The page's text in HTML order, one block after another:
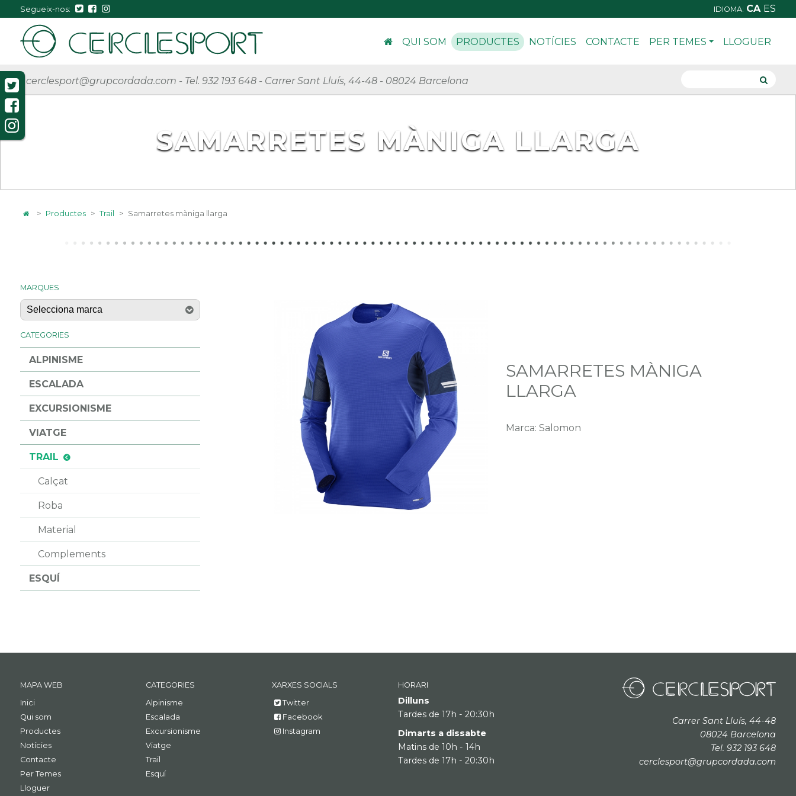
Segueix-nos: IDIOMA: CA ES
QUI SOM PRODUCTES NOTÍCIES CONTACTE PER TEMES LLOGUER
cerclesport@grupcordada.com - Tel. 932 193 648 - Carrer Sant Lluís, 44-48 - 08024 Barcelona
SAMARRETES MÀNIGA LLARGA
> Productes > Trail > Samarretes màniga llarga
MARQUES
CATEGORIES
ALPINISME
ESCALADA
EXCURSIONISME
VIATGE
TRAIL
Calçat
Roba
Material
Complements
ESQUÍ
SAMARRETES MÀNIGA
LLARGA
Marca: Salomon
MAPA WEB
Inici
Qui som
Productes
Notícies
Contacte
Per Temes
Lloguer
CATEGORIES
Alpinisme
Escalada
Excursionisme
Viatge
Trail
Esquí
XARXES SOCIALS
Twitter
Facebook
Instagram
HORARI
Dilluns
Tardes de 17h - 20:30h
Dimarts a dissabte
Matins de 10h - 14h
Tardes de 17h - 20:30h
Carrer Sant Lluís, 44-48
08024 Barcelona
Tel. 932 193 648
cerclesport@grupcordada.com